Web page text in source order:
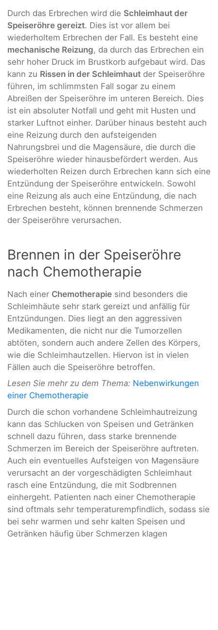
Durch das Erbrechen wird die Schleimhaut der
Speiseröhre gereizt. Dies ist vor allem bei
wiederholtem Erbrechen der Fall. Es besteht eine
mechanische Reizung, da durch das Erbrechen ein
sehr hoher Druck im Brustkorb aufgebaut wird. Das
kann zu Rissen in der Schleimhaut der Speiseröhre
führen, im schlimmsten Fall sogar zu einem
Abreißen der Speiseröhre im unteren Bereich. Dies
ist ein absoluter Notfall und geht mit Husten und
starker Luftnot einher. Darüber hinaus besteht auch
eine Reizung durch den aufsteigenden
Nahrungsbrei und die Magensäure, die durch die
Speiseröhre wieder hinausbefördert werden. Aus
wiederholten Reizen durch Erbrechen kann sich eine
Entzündung der Speiseröhre entwickeln. Sowohl
eine Reizung als auch eine Entzündung, die nach
Erbrechen besteht, können brennende Schmerzen
der Speiseröhre verursachen.
Brennen in der Speiseröhre
nach Chemotherapie
Nach einer Chemotherapie sind besonders die
Schleimhäute sehr stark gereizt und anfällig für
Entzündungen. Dies liegt an den aggressiven
Medikamenten, die nicht nur die Tumorzellen
abtöten, sondern auch andere Zellen des Körpers,
wie die Schleimhautzellen. Hiervon ist in vielen
Fällen auch die Speiseröhre betroffen.
Lesen Sie mehr zu dem Thema: Nebenwirkungen
einer Chemotherapie
Durch die schon vorhandene Schleimhautreizung
kann das Schlucken von Speisen und Getränken
schnell dazu führen, dass starke brennende
Schmerzen im Bereich der Speiseröhre auftreten.
Auch ein eventuelles Aufsteigen von Magensäure
verursacht an der vorgeschädigten Schleimhaut
rasch eine Entzündung, die mit Sodbrennen
einhergeht. Patienten nach einer Chemotherapie
sind oftmals sehr temperaturempfindlich, sodass sie
bei sehr warmen und sehr kalten Speisen und
Getränken häufig über Schmerzen klagen